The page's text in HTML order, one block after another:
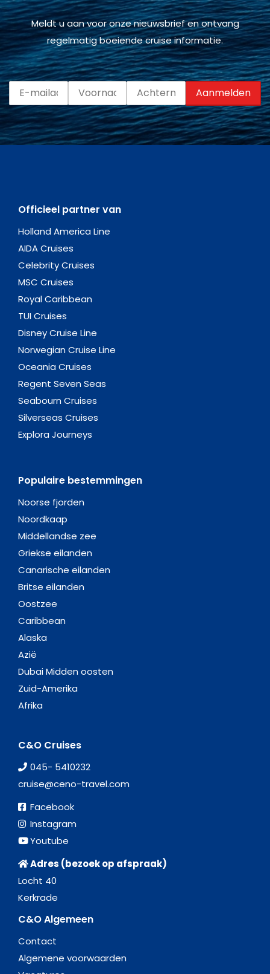
Meldt u aan voor onze nieuwsbrief en ontvang
regelmatig boeiende cruise informatie.
Officieel partner van
Holland America Line
AIDA Cruises
Celebrity Cruises
MSC Cruises
Royal Caribbean
TUI Cruises
Disney Cruise Line
Norwegian Cruise Line
Oceania Cruises
Regent Seven Seas
Seabourn Cruises
Silverseas Cruises
Explora Journeys
Populaire bestemmingen
Noorse fjorden
Noordkaap
Middellandse zee
Griekse eilanden
Canarische eilanden
Britse eilanden
Oostzee
Caribbean
Alaska
Azië
Dubai Midden oosten
Zuid-Amerika
Afrika
C&O Cruises
045- 5410232
cruise@ceno-travel.com
Facebook
Instagram
Youtube
Adres (bezoek op afspraak)
Locht 40
Kerkrade
C&O Algemeen
Contact
Algemene voorwaarden